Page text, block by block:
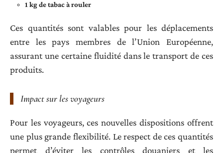
1 kg de tabac à rouler
Ces quantités sont valables pour les déplacements
entre les pays membres de l’Union Européenne,
assurant une certaine fluidité dans le transport de ces
produits.
Impact sur les voyageurs
Pour les voyageurs, ces nouvelles dispositions offrent
une plus grande flexibilité. Le respect de ces quantités
permet d’éviter les contrôles douaniers et les